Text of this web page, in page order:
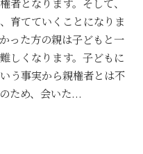
育てていくことになりま
った方の親は子どもと一
しくなります。子どもに
う事実から親権者とは不
ため、会いた...